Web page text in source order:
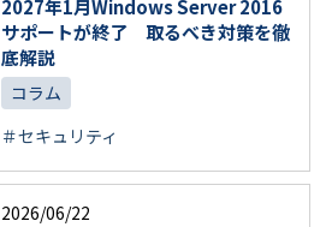
2027年1月Windows Server 2016
サポートが終了 取るべき対策を徹
底解説
コラム
＃セキュリティ
2026/06/22